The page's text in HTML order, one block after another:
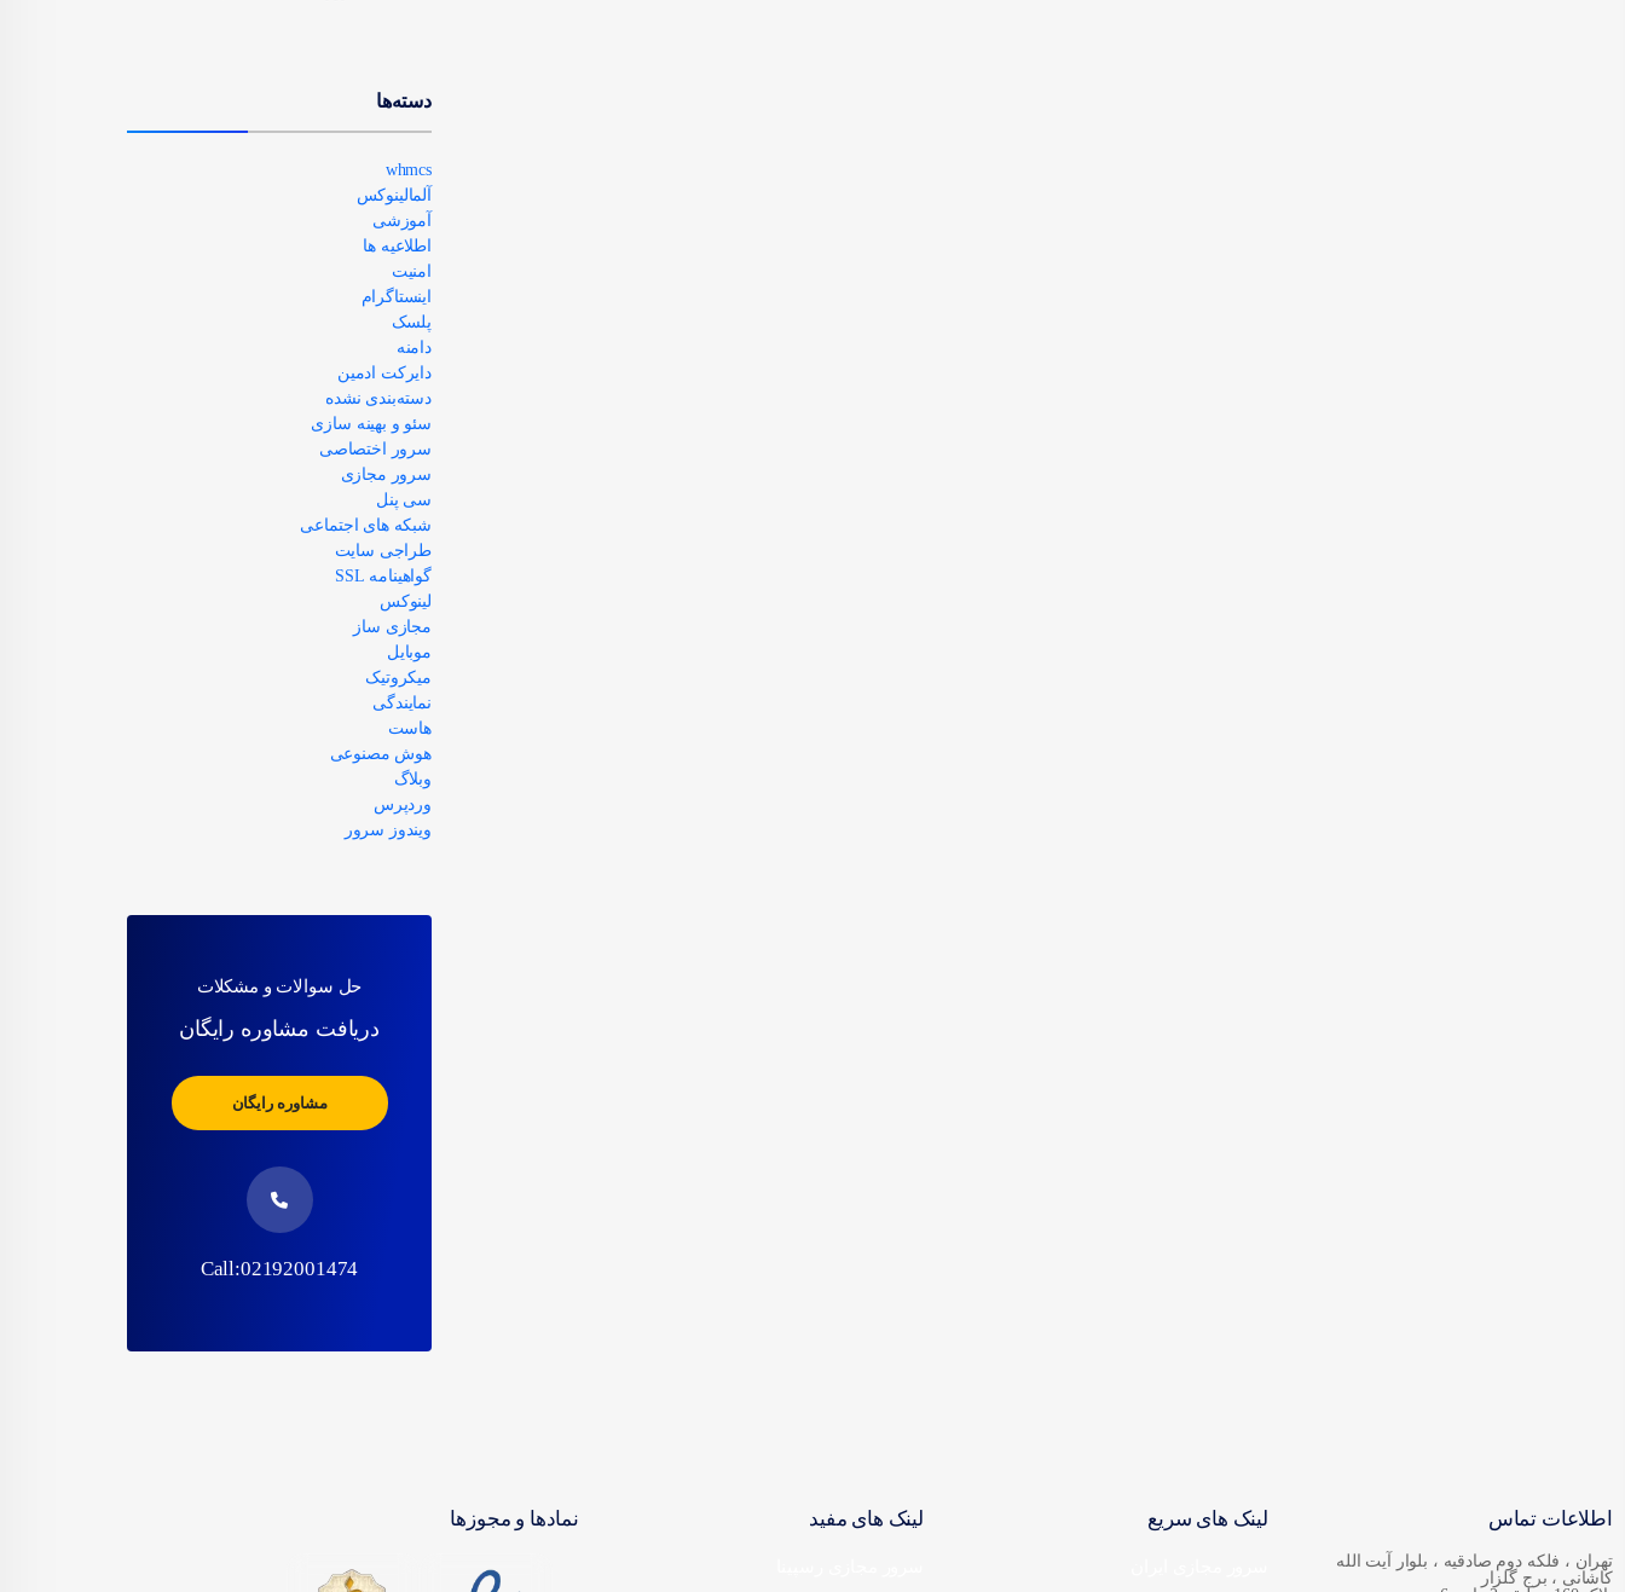
دسته‌ها
whmcs
آلمالینوکس
آموزشی
اطلاعیه ها
امنیت
اینستاگرام
پلسک
دامنه
دایرکت ادمین
دسته‌بندی نشده
سئو و بهینه سازی
سرور اختصاصی
سرور مجازی
سی پنل
شبکه های اجتماعی
طراجی سایت
گواهینامه SSL
لینوکس
مجازی ساز
موبایل
میکروتیک
نمایندگی
هاست
هوش مصنوعی
وبلاگ
وردپرس
ویندوز سرور
حل سوالات و مشکلات
دریافت مشاوره رایگان
مشاوره رایگان
Call:02192001474
اطلاعات تماس
تهران ، فلکه دوم صادقیه ، بلوار آیت الله
کاشانی ، برج گلزار
لینک های سریع لینک های مفید نمادها و مجوزها